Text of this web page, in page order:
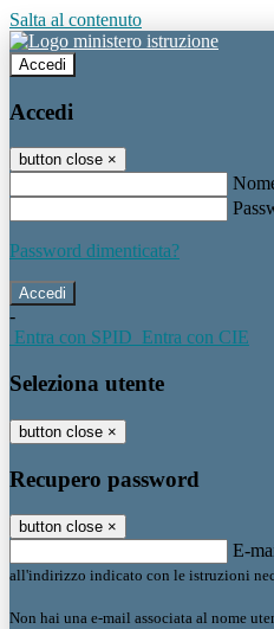
Salta al contenuto
Accedi
Accedi
button close ×
Password dimenticata?
-
Entra con SPID Entra con CIE
Seleziona utente
button close ×
Recupero password
button close ×
E-
all'indirizzo indicato con le istruzioni
Non hai una e-mail associata al nome